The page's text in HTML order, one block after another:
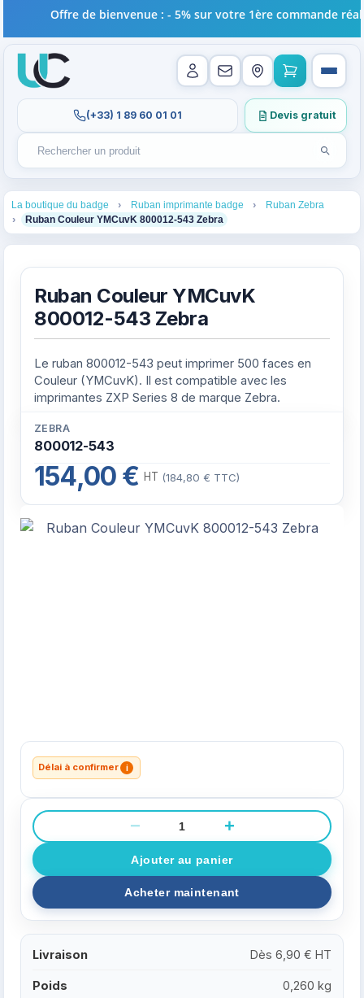
Rechercher un produit
Recherches récentes au focus. Tapez au moins 2
Lancer
(+33) 1 89 60 01 01 Devis gratuit
Offre de bienvenue : - 5% sur votre 1ère commande
La boutique du badge Ruban imprimante badge Ruban Zebra
Ruban Couleur YMCuvK 800012-543 Zebra 4
Ruban Couleur YMCuvK
800012-543 Zebra
Le ruban 800012-543 peut imprimer 500 faces en
Couleur (YMCuvK). Il est compatible avec les
imprimantes ZXP Series 8 de marque Zebra.
ZEBRA
800012-543
154,00 € HT (184,80 € TTC)
Délai à confirmer i
− +
Livraison Dès 6,90 € HT
Poids 0,260 kg